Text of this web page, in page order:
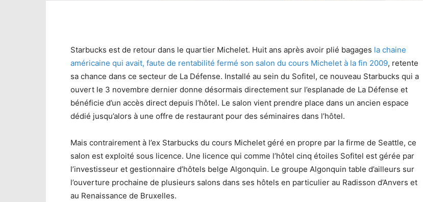
Starbucks est de retour dans le quartier Michelet. Huit ans après avoir plié bagages la chaine
américaine qui avait, faute de rentabilité fermé son salon du cours Michelet à la fin 2009, retente
sa chance dans ce secteur de La Défense. Installé au sein du Sofitel, ce nouveau Starbucks qui a
ouvert le 3 novembre dernier donne désormais directement sur l’esplanade de La Défense et
bénéficie d’un accès direct depuis l’hôtel. Le salon vient prendre place dans un ancien espace
dédié jusqu’alors à une offre de restaurant pour des séminaires dans l’hôtel.
Mais contrairement à l’ex Starbucks du cours Michelet géré en propre par la firme de Seattle, ce
salon est exploité sous licence. Une licence qui comme l’hôtel cinq étoiles Sofitel est gérée par
l’investisseur et gestionnaire d’hôtels belge Algonquin. Le groupe Algonquin table d’ailleurs sur
l’ouverture prochaine de plusieurs salons dans ses hôtels en particulier au Radisson d’Anvers et
au Renaissance de Bruxelles.